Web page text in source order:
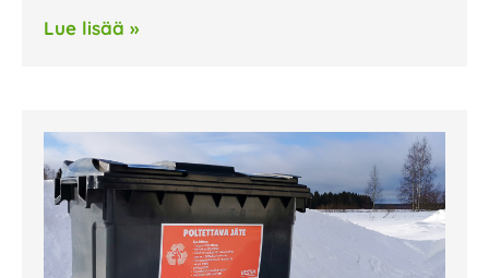
Lue lisää »